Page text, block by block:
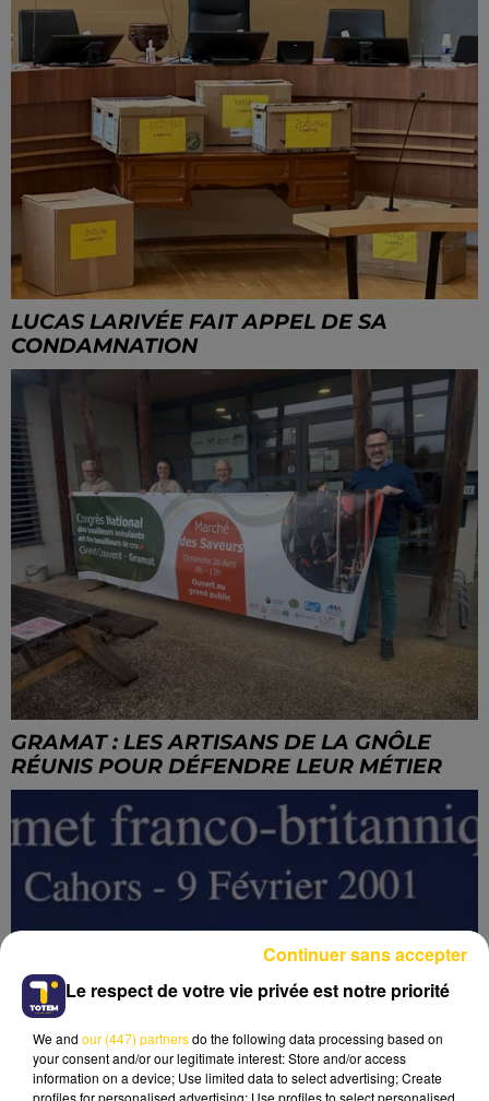
LUCAS LARIVÉE FAIT APPEL DE SA
CONDAMNATION
GRAMAT : LES ARTISANS DE LA GNÔLE
RÉUNIS POUR DÉFENDRE LEUR MÉTIER
Le respect de votre vie privée est notre priorité
We and our (447) partnersdo the following data processing based on
your consent and/or our legitimate interest: Store and/or access
information on a device; Use limited data to select advertising; Create
profiles for personalised advertising; Use profiles to select personalised
Continuer sans accepter